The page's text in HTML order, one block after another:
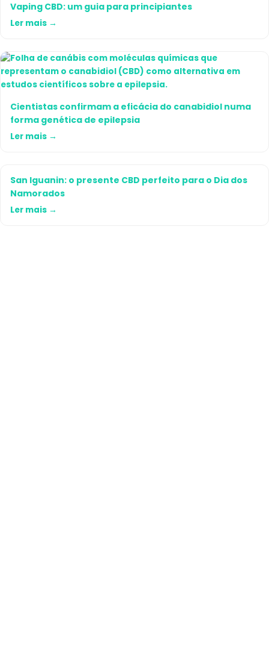
Vaping CBD: um guia para principiantes
Ler mais →
Cientistas confirmam a eficácia do canabidiol numa
forma genética de epilepsia
Ler mais →
San Iguanin: o presente CBD perfeito para o Dia dos
Namorados
Ler mais →